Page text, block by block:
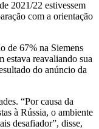
2021/22 estivessem
com a orientação
de 67% na Siemens
estava reavaliando sua
do anúncio da
“Por causa da
à Rússia, o ambiente
desafiador”, disse,